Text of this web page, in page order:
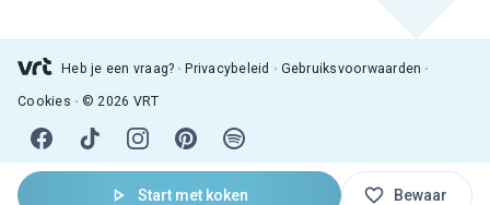
Start met koken Bewaar
Heb je een vraag? Privacybeleid Gebruiksvoorwaarden
Cookies © 2026 VRT